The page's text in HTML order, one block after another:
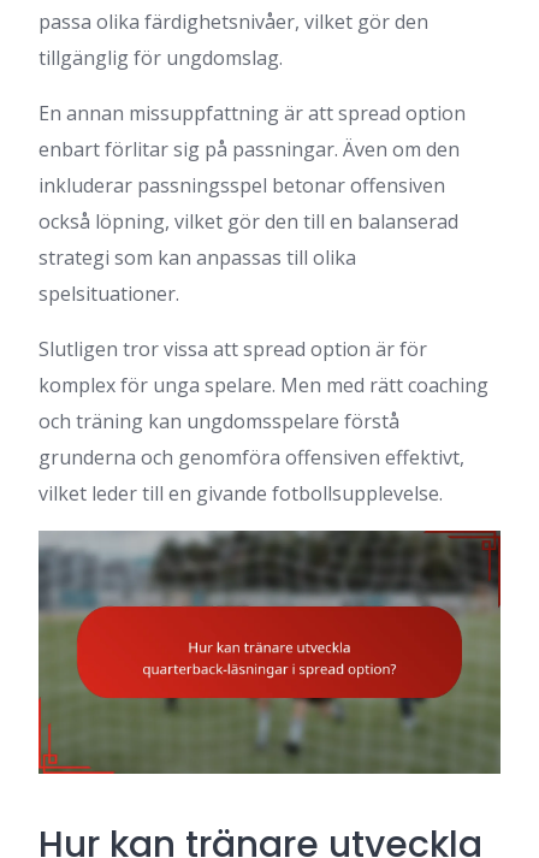
passa olika färdighetsnivåer, vilket gör den
tillgänglig för ungdomslag.
En annan missuppfattning är att spread option
enbart förlitar sig på passningar. Även om den
inkluderar passningsspel betonar offensiven
också löpning, vilket gör den till en balanserad
strategi som kan anpassas till olika
spelsituationer.
Slutligen tror vissa att spread option är för
komplex för unga spelare. Men med rätt coaching
och träning kan ungdomsspelare förstå
grunderna och genomföra offensiven effektivt,
vilket leder till en givande fotbollsupplevelse.
Hur kan tränare utveckla